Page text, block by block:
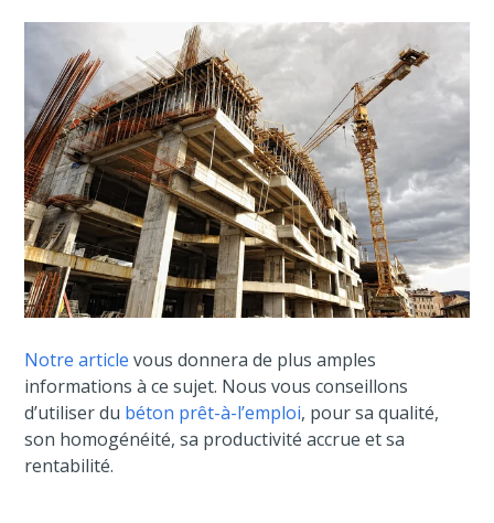
Notre article vous donnera de plus amples
informations à ce sujet. Nous vous conseillons
d’utiliser du béton prêt-à-l’emploi, pour sa qualité,
son homogénéité, sa productivité accrue et sa
rentabilité.